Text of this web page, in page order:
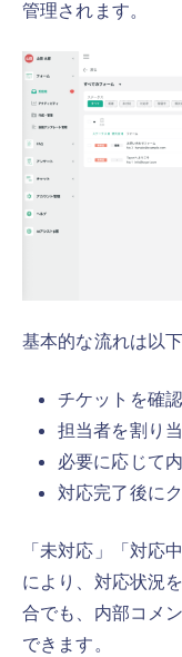
管理されます。
基本的な流れは以
チケットを確認
担当者を割り
必要に応じて
対応完了後に
「未対応」「対応
により、対応状況
合でも、内部コメ
できます。